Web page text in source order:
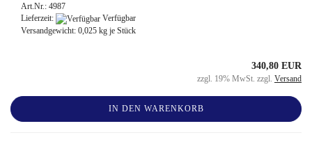
Art.Nr.: 4987
Lieferzeit:
Verfügbar
Versandgewicht: 0,025 kg je Stück
340,80 EUR
zzgl. 19% MwSt. zzgl. Versand
IN DEN WARENKORB